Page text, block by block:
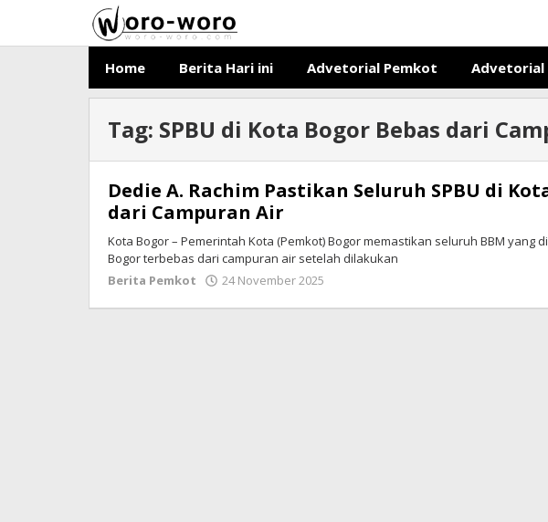
content
Home Berita Hari ini Advetorial Pemkot Advetorial
Tag: SPBU di Kota Bogor Bebas dari
Dedie A. Rachim Pastikan Seluruh SPBU di
dari Campuran Air
Kota Bogor – Pemerintah Kota (Pemkot) Bogor memastikan seluruh BBM yang
Bogor terbebas dari campuran air setelah dilakukan
Berita Pemkot
24 November 2025